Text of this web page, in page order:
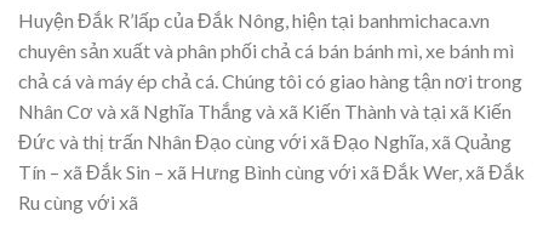
Huyện Đắk R’lấp của Đắk Nông, hiện tại banhmichaca.vn
chuyên sản xuất và phân phối chả cá bán bánh mì, xe bánh mì
chả cá và máy ép chả cá. Chúng tôi có giao hàng tận nơi trong
Nhân Cơ và xã Nghĩa Thắng và xã Kiến Thành và tại xã Kiến
Đức và thị trấn Nhân Đạo cùng với xã Đạo Nghĩa, xã Quảng
Tín – xã Đắk Sin – xã Hưng Bình cùng với xã Đắk Wer, xã Đắk
Ru cùng với xã